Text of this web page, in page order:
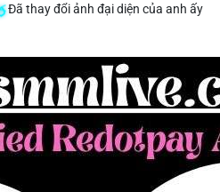
Đã thay đổi ảnh đại diện của anh ấy